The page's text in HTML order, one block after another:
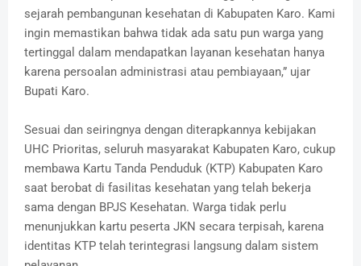
sejarah pembangunan kesehatan di Kabupaten Karo. Kami
ingin memastikan bahwa tidak ada satu pun warga yang
tertinggal dalam mendapatkan layanan kesehatan hanya
karena persoalan administrasi atau pembiayaan,” ujar
Bupati Karo.
Sesuai dan seiringnya dengan diterapkannya kebijakan
UHC Prioritas, seluruh masyarakat Kabupaten Karo, cukup
membawa Kartu Tanda Penduduk (KTP) Kabupaten Karo
saat berobat di fasilitas kesehatan yang telah bekerja
sama dengan BPJS Kesehatan. Warga tidak perlu
menunjukkan kartu peserta JKN secara terpisah, karena
identitas KTP telah terintegrasi langsung dalam sistem